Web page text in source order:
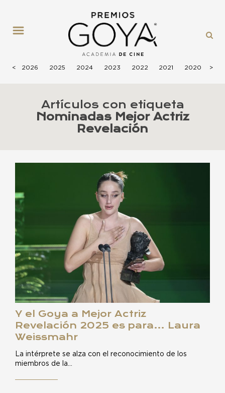
< 2026 2025 2024 2023 2022 2021 2020 >
Artículos con etiqueta
Nominadas Mejor Actriz
Revelación
Y el Goya a Mejor Actriz
Revelación 2025 es para… Laura
Weissmahr
La intérprete se alza con el reconocimiento de los
miembros de la…